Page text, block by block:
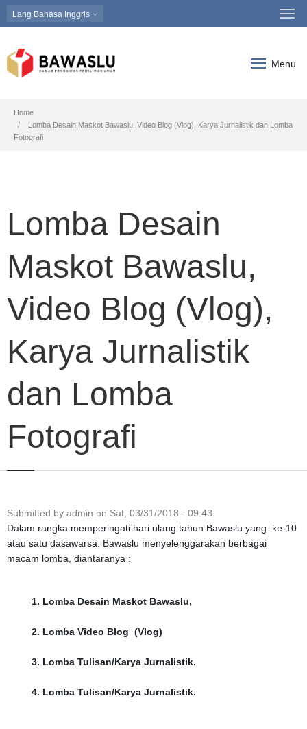
Lang Bahasa Inggris
Menu
Breadcrumb
Home
Lomba Desain Maskot Bawaslu, Video Blog (Vlog), Karya Jurnalistik dan Lomba
Fotografi
Lomba Desain
Maskot Bawaslu,
Video Blog (Vlog),
Karya Jurnalistik
dan Lomba
Fotografi
Submitted by admin on Sat, 03/31/2018 - 09:43
Dalam rangka memperingati hari ulang tahun Bawaslu yang ke-10
atau satu dasawarsa. Bawaslu menyelenggarakan berbagai
macam lomba, diantaranya :
1. Lomba Desain Maskot Bawaslu,
2. Lomba Video Blog (Vlog)
3. Lomba Tulisan/Karya Jurnalistik.
4. Lomba Tulisan/Karya Jurnalistik.